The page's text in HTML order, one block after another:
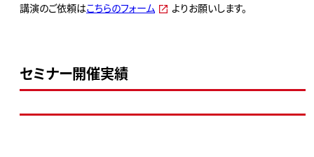
講演のご依頼はこちらのフォーム よりお願いします。
セミナー開催実績